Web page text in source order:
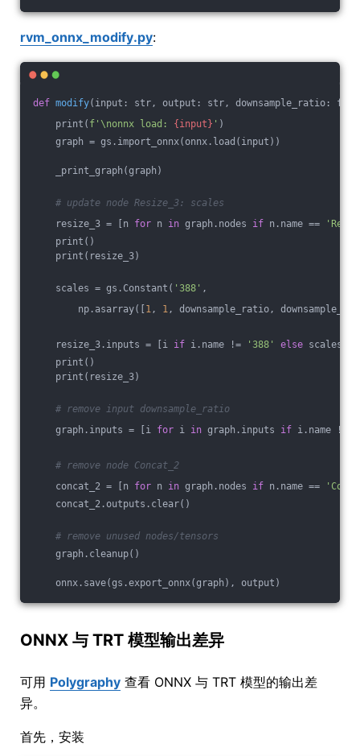
rvm_onnx_modify.py:
def modify(input: str, output: str, downsample_ratio:
print( f'\nonnx load: {input} ' )
graph = gs.import_onnx(onnx.load(input))
_print_graph(graph)
# update node Resize_3: scales
resize_3 = [n for n in graph.nodes if n.name ==
print()
print(resize_3)
scales = gs.Constant( '388' ,
np.asarray([ 1, 1, downsample_ratio,
resize_3.inputs = [i if i.name != '388' else scales
print()
print(resize_3)
# remove input downsample_ratio
graph.inputs = [i for i in graph.inputs if i.name !=
# remove node Concat_2
concat_2 = [n for n in graph.nodes if n.name ==
concat_2.outputs.clear()
# remove unused nodes/tensors
graph.cleanup()
onnx.save(gs.export_onnx(graph), output)
ONNX 与 TRT 模型输出差异
可用 Polygraphy 查看 ONNX 与 TRT 模型的输出差
异。
首先，安装